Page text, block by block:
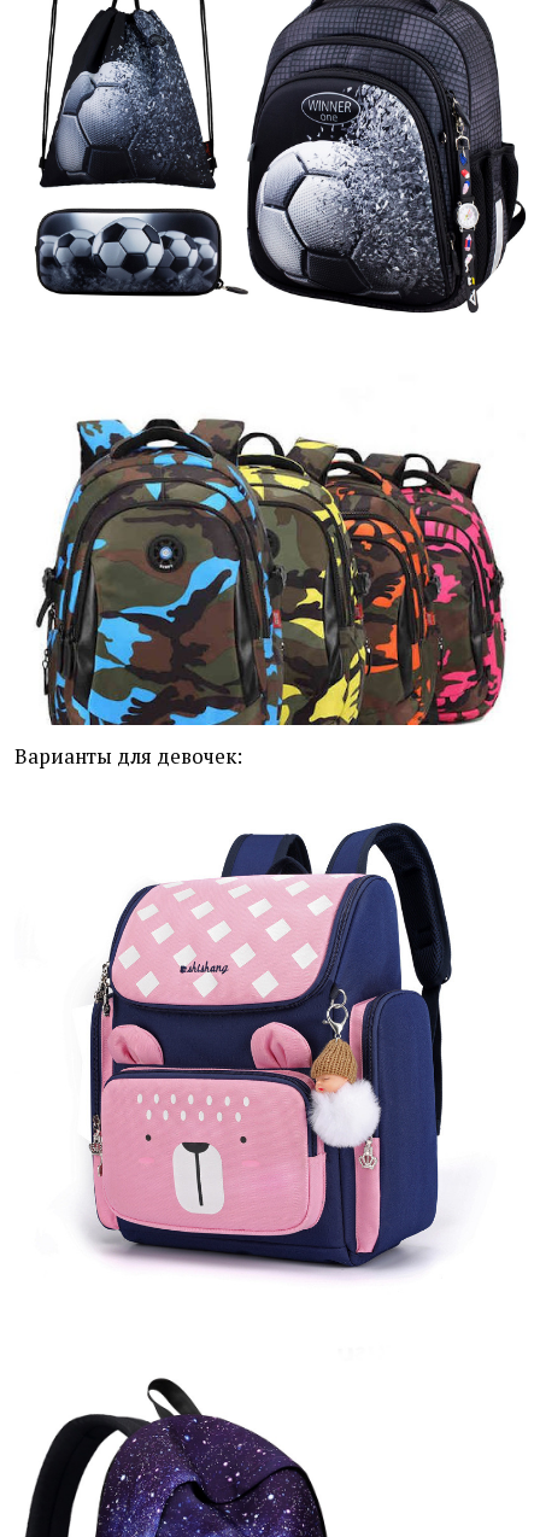
Варианты для девочек: